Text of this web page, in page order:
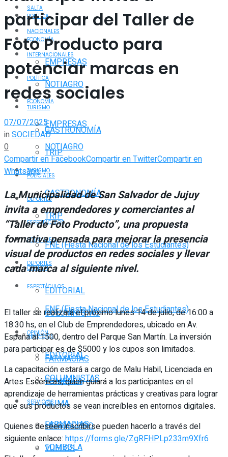
POLÍTICA
ECONOMÍA
EMPRESAS
NOTIAGRO
TURISMO
GASTRONOMÍA
TRIP
POLICIALES
DEPORTES
ESPECTÁCULOS
FNE (Fiesta Nacional de los Estudiantes)
OPINIÓN
EDITORIAL
COLUMNISTAS
SERVICIOS
FARMACIAS
TOMBOLA
CLIMA
HORÓSCOPO
VUELOS
SALTA
NACIONALES
INTERNACIONALES
POLÍTICA
ECONOMÍA
EMPRESAS
NOTIAGRO
TURISMO
GASTRONOMÍA
TRIP
POLICIALES
DEPORTES
ESPECTÁCULOS
FNE (Fiesta Nacional de los Estudiantes)
OPINIÓN
EDITORIAL
COLUMNISTAS
SERVICIOS
FARMACIAS
TOMBOLA
participar del Taller de
Foto Producto para
potenciar marcas en
redes sociales
07/07/2025
inSOCIEDAD
0
Compartir en FacebookCompartir en TwitterCompartir en
Whatsapp
La Municipalidad de San Salvador de Jujuy
invita a emprendedores y comerciantes al
“Taller de Foto Producto”, una propuesta
formativa pensada para mejorar la presencia
visual de productos en redes sociales y llevar
cada marca al siguiente nivel.
El taller se realizará el próximo lunes 14 de julio, de 16:00 a
18:30 hs, en el Club de Emprendedores, ubicado en Av.
España al 1500, dentro del Parque San Martín. La inversión
para participar es de $5000 y los cupos son limitados.
La capacitación estará a cargo de Malu Habil, Licenciada en
Artes Escénicas, quien guiará a los participantes en el
aprendizaje de herramientas prácticas y creativas para lograr
que sus productos se vean increíbles en entornos digitales.
Quienes deseen inscribirse pueden hacerlo a través del
siguiente enlace: https://forms.gle/ZgRFHPLp233m9Xfr6